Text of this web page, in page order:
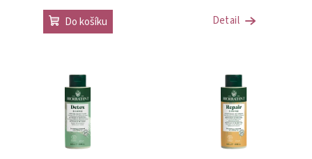
Do košíku Detail